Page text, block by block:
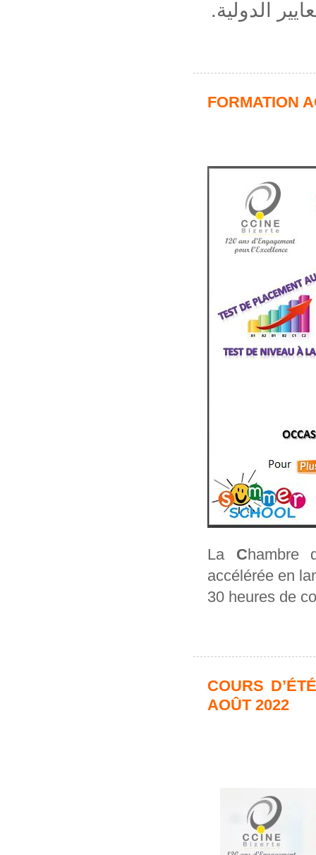
الدولية.
FORMATION
La C
accélérée en
30 heures de
COURS
AOÛT 2022